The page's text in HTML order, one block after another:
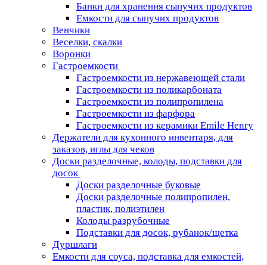
Банки для хранения сыпучих продуктов
Емкости для сыпучих продуктов
Венчики
Веселки, скалки
Воронки
Гастроемкости
Гастроемкости из нержавеющей стали
Гастроемкости из поликарбоната
Гастроемкости из полипропилена
Гастроемкости из фарфора
Гастроемкости из керамики Emile Henry
Держатели для кухонного инвентаря, для
заказов, иглы для чеков
Доски разделочные, колоды, подставки для
досок
Доски разделочные буковые
Доски разделочные полипропилен,
пластик, полиэтилен
Колоды разрубочные
Подставки для досок, рубанок/щетка
Дуршлаги
Емкости для соуса, подставка для емкостей,